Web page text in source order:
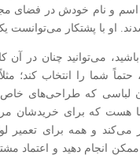
و نام خودش در فضای
او با پشتکار می‌توانست
می‌توانید چنان در
شما را انتخاب کند؛
لباسی که طراحی‌های
هست که برای
می‌کند و همه برای تعمیر
ممکن انجام دهید و